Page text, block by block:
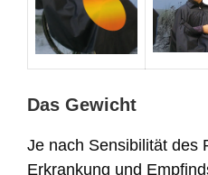
Das Gewicht
Je nach Sensibilität des
Erkrankung und